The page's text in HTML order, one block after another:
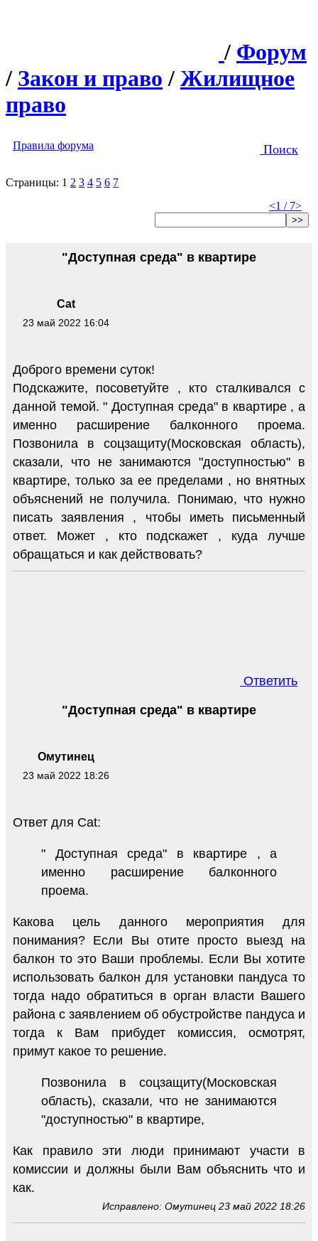
/ Форум
/ Закон и право / Жилищное
право
Правила форума Поиск
Страницы: 1 2 3 4 5 6 7
<1 / 7>
>>
Cat
23 май 2022 16:04
"Доступная среда" в квартире
Доброго времени суток!
Подскажите, посоветуйте , кто сталкивался с
данной темой. " Доступная среда" в квартире , а
именно расширение балконного проема.
Позвонила в соцзащиту(Московская область),
сказали, что не занимаются "доступностью" в
квартире, только за ее пределами , но внятных
объяснений не получила. Понимаю, что нужно
писать заявления , чтобы иметь письменный
ответ. Может , кто подскажет , куда лучше
обращаться и как действовать?
Ответить
Омутинец
23 май 2022 18:26
"Доступная среда" в квартире
Ответ для Cat:
" Доступная среда" в квартире , а
именно расширение балконного
проема.
Какова цель данного мероприятия для
понимания? Если Вы отите просто выезд на
балкон то это Ваши проблемы. Если Вы хотите
использовать балкон для установки пандуса то
тогда надо обратиться в орган власти Вашего
района с заявлением об обустройстве пандуса и
тогда к Вам прибудет комиссия, осмотрят,
примут какое то решение.
Позвонила в соцзащиту(Московская
область), сказали, что не занимаются
"доступностью" в квартире,
Как правило эти люди принимают участи в
комиссии и должны были Вам объяснить что и
как.
Исправлено: Омутинец 23 май 2022 18:26